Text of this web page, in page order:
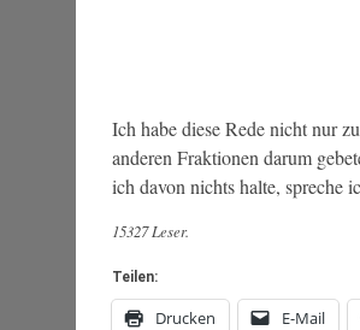
Ich habe diese Rede nicht nur
anderen Fraktionen darum
ich davon nichts halte, spreche
15327 Leser.
Teilen:
Drucken E-Mail